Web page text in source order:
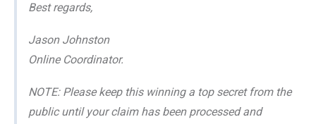
Best regards,
Jason Johnston
Online Coordinator.
NOTE: Please keep this winning a top secret from the
public until your claim has been processed and